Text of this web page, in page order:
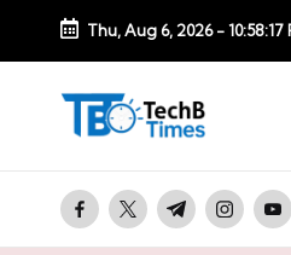
Skip
content
Thu, Aug 6, 2026-10:58:19
T
e
c
h
facebook.com
twitter.com
t.me